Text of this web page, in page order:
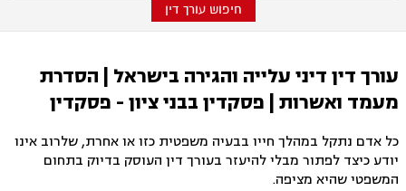
חיפוש עורך דין
עורך דין דיני עלייה והגירה בישראל | הסדרת
מעמד ואשרות | פסקדין בבני ציון - פסקדין
כל אדם נתקל במהלך חייו בבעיה משפטית כזו או אחרת, שלרוב אינו
יודע כיצד לפתור מבלי להיעזר בעורך דין העוסק בדיוק בתחום
המשפטי שהיא מציפה.